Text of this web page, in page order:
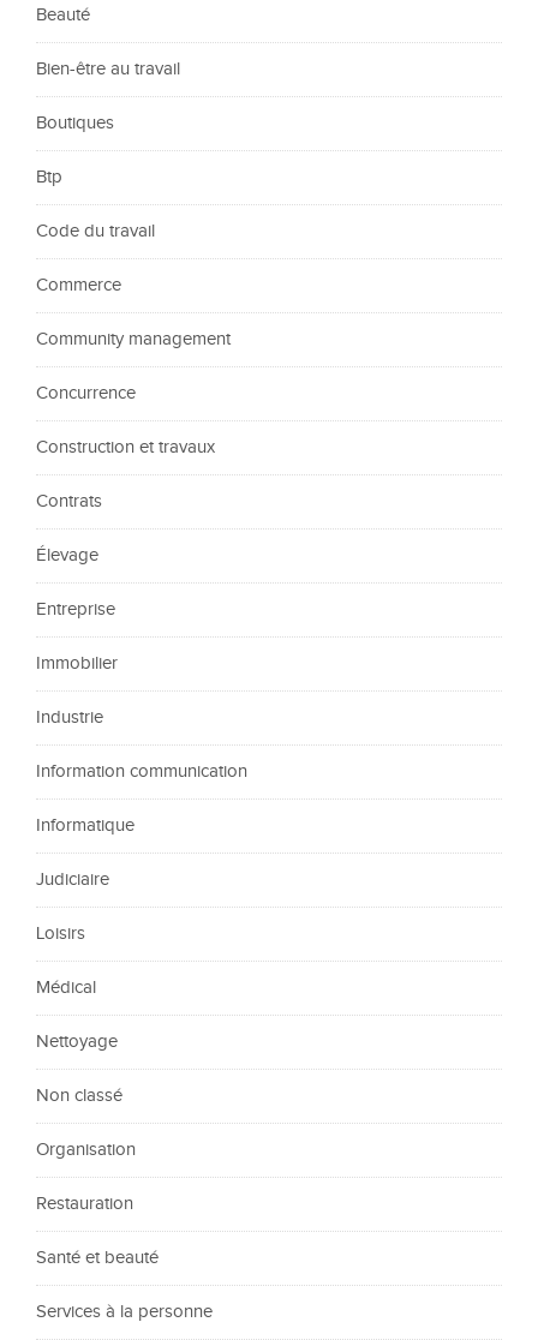
Beauté
Bien-être au travail
Boutiques
Btp
Code du travail
Commerce
Community management
Concurrence
Construction et travaux
Contrats
Élevage
Entreprise
Immobilier
Industrie
Information communication
Informatique
Judiciaire
Loisirs
Médical
Nettoyage
Non classé
Organisation
Restauration
Santé et beauté
Services à la personne